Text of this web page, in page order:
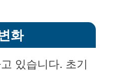
화
있습니다. 초기